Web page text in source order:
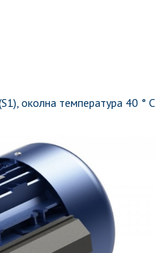
околна температура 40 ° C